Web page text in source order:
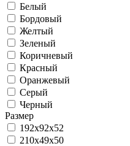
Белый
Бордовый
Желтый
Зеленый
Коричневый
Красный
Оранжевый
Серый
Черный
Размер
192x92x52
210x49x50